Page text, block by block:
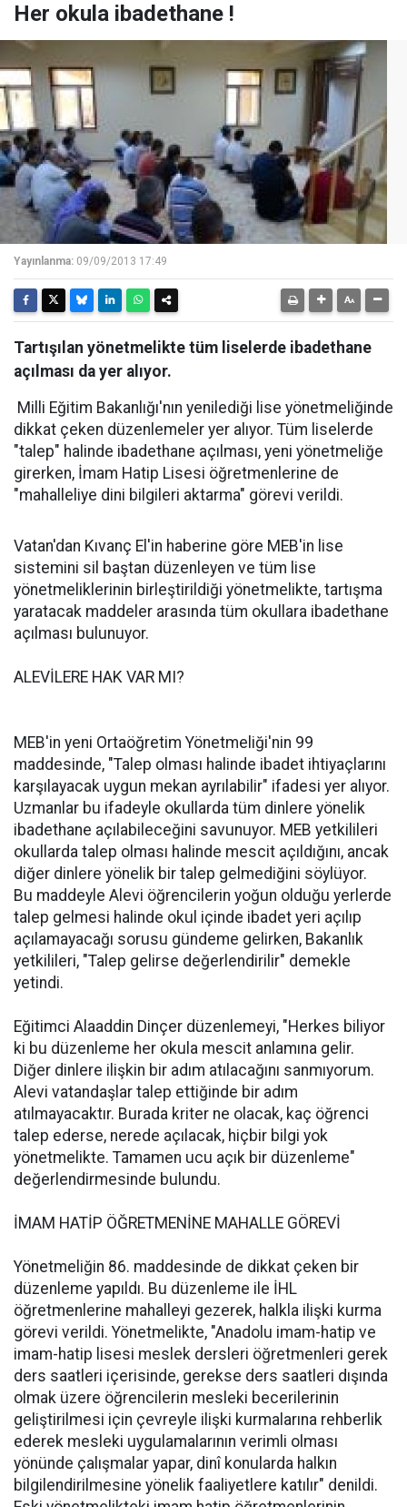
Her okula ibadethane !
Yayınlanma: 09/09/2013 17:49
Tartışılan yönetmelikte tüm liselerde ibadethane
açılması da yer alıyor.
Milli Eğitim Bakanlığı'nın yenilediği lise yönetmeliğinde
dikkat çeken düzenlemeler yer alıyor. Tüm liselerde
"talep" halinde ibadethane açılması, yeni yönetmeliğe
girerken, İmam Hatip Lisesi öğretmenlerine de
"mahalleliye dini bilgileri aktarma" görevi verildi.
Vatan'dan Kıvanç El'in haberine göre MEB'in lise
sistemini sil baştan düzenleyen ve tüm lise
yönetmeliklerinin birleştirildiği yönetmelikte, tartışma
yaratacak maddeler arasında tüm okullara ibadethane
açılması bulunuyor.
ALEVİLERE HAK VAR MI?
MEB'in yeni Ortaöğretim Yönetmeliği'nin 99
maddesinde, "Talep olması halinde ibadet ihtiyaçlarını
karşılayacak uygun mekan ayrılabilir" ifadesi yer alıyor.
Uzmanlar bu ifadeyle okullarda tüm dinlere yönelik
ibadethane açılabileceğini savunuyor. MEB yetkilileri
okullarda talep olması halinde mescit açıldığını, ancak
diğer dinlere yönelik bir talep gelmediğini söylüyor.
Bu maddeyle Alevi öğrencilerin yoğun olduğu yerlerde
talep gelmesi halinde okul içinde ibadet yeri açılıp
açılamayacağı sorusu gündeme gelirken, Bakanlık
yetkilileri, "Talep gelirse değerlendirilir" demekle
yetindi.
Eğitimci Alaaddin Dinçer düzenlemeyi, "Herkes biliyor
ki bu düzenleme her okula mescit anlamına gelir.
Diğer dinlere ilişkin bir adım atılacağını sanmıyorum.
Alevi vatandaşlar talep ettiğinde bir adım
atılmayacaktır. Burada kriter ne olacak, kaç öğrenci
talep ederse, nerede açılacak, hiçbir bilgi yok
yönetmelikte. Tamamen ucu açık bir düzenleme"
değerlendirmesinde bulundu.
İMAM HATİP ÖĞRETMENİNE MAHALLE GÖREVİ
Yönetmeliğin 86. maddesinde de dikkat çeken bir
düzenleme yapıldı. Bu düzenleme ile İHL
öğretmenlerine mahalleyi gezerek, halkla ilişki kurma
görevi verildi. Yönetmelikte, "Anadolu imam-hatip ve
imam-hatip lisesi meslek dersleri öğretmenleri gerek
ders saatleri içerisinde, gerekse ders saatleri dışında
olmak üzere öğrencilerin mesleki becerilerinin
geliştirilmesi için çevreyle ilişki kurmalarına rehberlik
ederek mesleki uygulamalarının verimli olması
yönünde çalışmalar yapar, dinî konularda halkın
bilgilendirilmesine yönelik faaliyetlere katılır" denildi.